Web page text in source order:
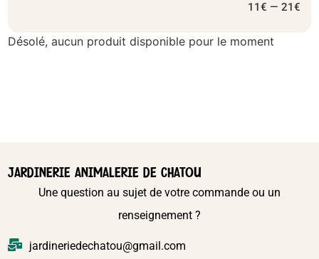
11 € — 21 €
Désolé, aucun produit disponible pour le moment
JARDINERIE ANIMALERIE DE CHATOU
Une question au sujet de votre commande ou un
renseignement ?
jardineriedechatou@gmail.com